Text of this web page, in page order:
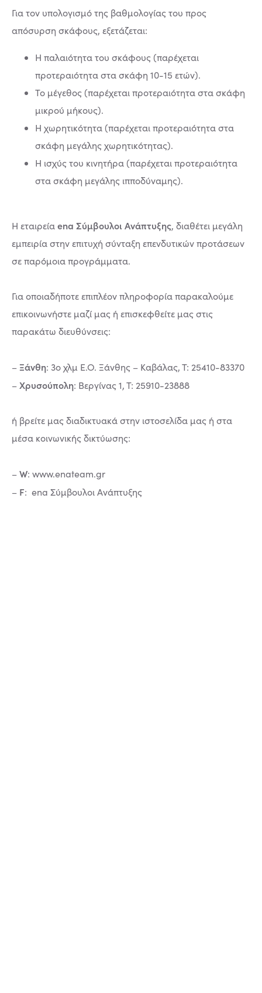
Για τον υπολογισμό της βαθμολογίας του προς
απόσυρση σκάφους, εξετάζεται:
Η παλαιότητα του σκάφους (παρέχεται
προτεραιότητα στα σκάφη 10-15 ετών).
Το μέγεθος (παρέχεται προτεραιότητα στα σκάφη
μικρού μήκους).
Η χωρητικότητα (παρέχεται προτεραιότητα στα
σκάφη μεγάλης χωρητικότητας).
Η ισχύς του κινητήρα (παρέχεται προτεραιότητα
στα σκάφη μεγάλης ιπποδύναμης).
Η εταιρείαena Σύμβουλοι Ανάπτυξης, διαθέτει μεγάλη
εμπειρία στην επιτυχή σύνταξη επενδυτικών προτάσεων
σε παρόμοια προγράμματα.
Για οποιαδήποτε επιπλέον πληροφορία παρακαλούμε
επικοινωνήστε μαζί μας ή επισκεφθείτε μας στις
παρακάτω διευθύνσεις:
– Ξάνθη: 3ο χλμ Ε.Ο. Ξάνθης – Καβάλας, Τ: 25410-83370
–Χρυσούπολη: Βεργίνας 1, Τ: 25910-23888
ή βρείτε μας διαδικτυακά στην ιστοσελίδα μας ή στα
μέσα κοινωνικής δικτύωσης:
–W: www.enateam.gr
– F: ena Σύμβουλοι Ανάπτυξης